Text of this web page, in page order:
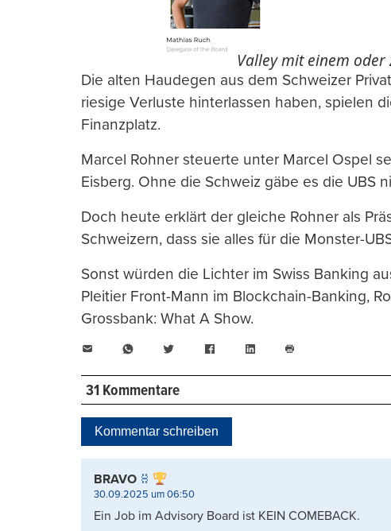
Valley mit einem oder
Die alten Haudegen aus dem Schweizer
riesige Verluste hinterlassen haben, spielen
Finanzplatz.
Marcel Rohner steuerte unter Marcel Ospel
Eisberg. Ohne die Schweiz gäbe es die UBS
Doch heute erklärt der gleiche Rohner als
Schweizern, dass sie alles für die Monster-
Sonst würden die Lichter im Swiss Banking
Pleitier Front-Mann im Blockchain-Banking,
Grossbank: What A Show.
WhatsAppTwitter FacebookLinkedIn
drucken
31 Kommentare
Kommentar schreiben
BRAVO
30.09.2025 um 06:50
Ein Job im Advisory Board ist KEIN COMEBACK.